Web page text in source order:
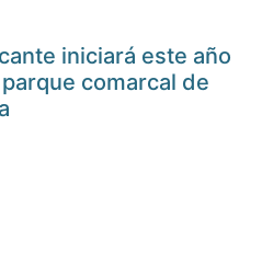
iniciará este año
comarcal de